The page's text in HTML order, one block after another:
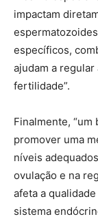
impactam
específicos,
ajudam a
fertilidade”.
Finalmente, “um
promover uma
níveis
ovulação e na
afeta a
sistema